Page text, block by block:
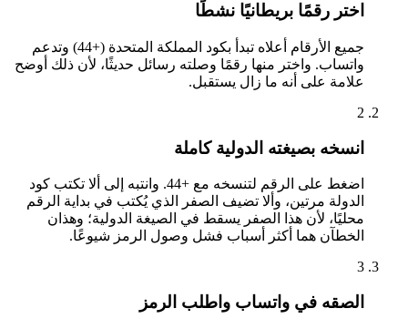
اختر رقمًا بريطانيًا نشطًا
جميع الأرقام أعلاه تبدأ بكود المملكة المتحدة (+44) وتدعم
واتساب. واختر منها رقمًا وصلته رسائل حديثًا، لأن ذلك أوضح
علامة على أنه ما زال يستقبل.
2
انسخه بصيغته الدولية كاملة
اضغط على الرقم لتنسخه مع +44. وانتبه إلى ألا تكتب كود
الدولة مرتين، وألا تضيف الصفر الذي يُكتب في بداية الرقم
محليًا، لأن هذا الصفر يسقط في الصيغة الدولية؛ وهذان
الخطآن هما أكثر أسباب فشل وصول الرمز شيوعًا.
3
الصقه في واتساب واطلب الرمز